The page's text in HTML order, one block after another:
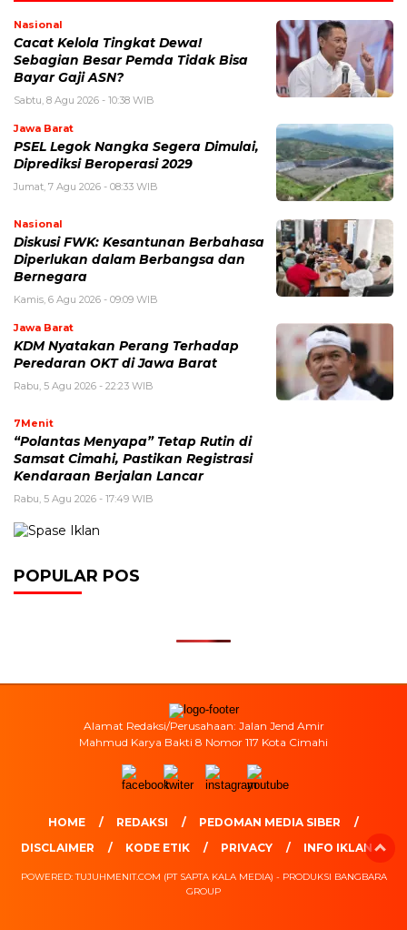
Nasional
Cacat Kelola Tingkat Dewa!
Sebagian Besar Pemda Tidak Bisa
Bayar Gaji ASN?
Sabtu, 8 Agu 2026 - 10:38 WIB
Jawa Barat
PSEL Legok Nangka Segera Dimulai,
Diprediksi Beroperasi 2029
Jumat, 7 Agu 2026 - 08:33 WIB
Nasional
Diskusi FWK: Kesantunan Berbahasa
Diperlukan dalam Berbangsa dan
Bernegara
Kamis, 6 Agu 2026 - 09:09 WIB
Jawa Barat
KDM Nyatakan Perang Terhadap
Peredaran OKT di Jawa Barat
Rabu, 5 Agu 2026 - 22:23 WIB
7Menit
“Polantas Menyapa” Tetap Rutin di
Samsat Cimahi, Pastikan Registrasi
Kendaraan Berjalan Lancar
Rabu, 5 Agu 2026 - 17:49 WIB
POPULAR POS
Alamat Redaksi/Perusahaan: Jalan Jend Amir
Mahmud Karya Bakti 8 Nomor 117 Kota Cimahi
HOME REDAKSI
PEDOMAN MEDIA SIBER
DISCLAIMER
KODE ETIK PRIVACY INFO IKLAN
POWERED: TUJUHMENIT.COM (PT SAPTA KALA MEDIA) - PRODUKSI BANGBARA
GROUP